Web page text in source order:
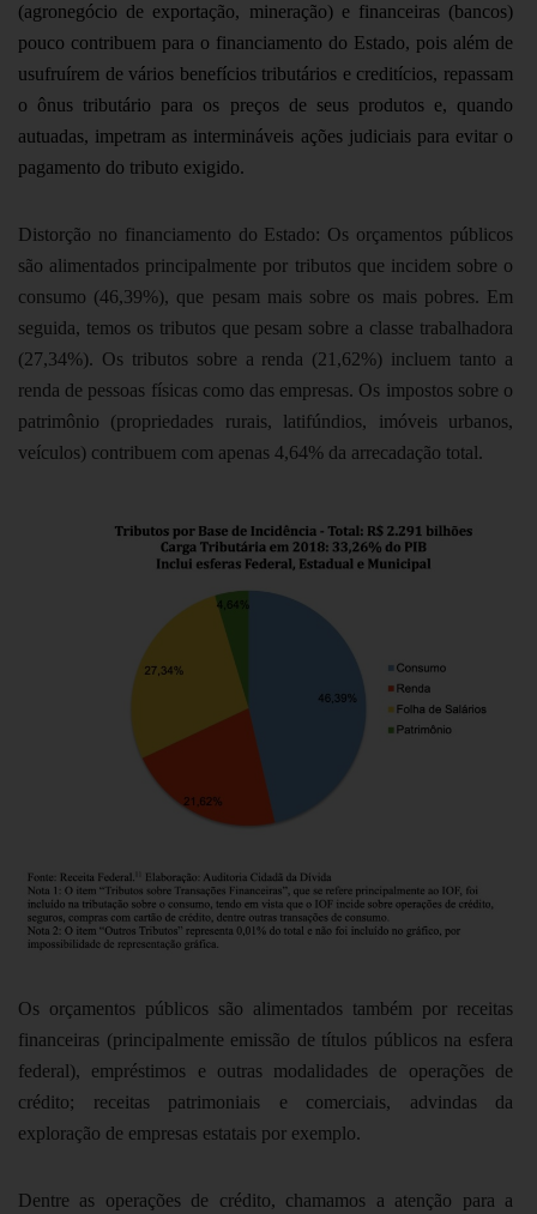
(agronegócio de exportação, mineração) e financeiras (bancos)
pouco contribuem para o financiamento do Estado, pois além de
usufruírem de vários benefícios tributários e creditícios, repassam
o ônus tributário para os preços de seus produtos e, quando
autuadas, impetram as intermináveis ações judiciais para evitar o
pagamento do tributo exigido.
Distorção no financiamento do Estado: Os orçamentos públicos
são alimentados principalmente por tributos que incidem sobre o
consumo (46,39%), que pesam mais sobre os mais pobres. Em
seguida, temos os tributos que pesam sobre a classe trabalhadora
(27,34%). Os tributos sobre a renda (21,62%) incluem tanto a
renda de pessoas físicas como das empresas. Os impostos sobre o
patrimônio (propriedades rurais, latifúndios, imóveis urbanos,
veículos) contribuem com apenas 4,64% da arrecadação total.
Os orçamentos públicos são alimentados também por receitas
financeiras (principalmente emissão de títulos públicos na esfera
federal), empréstimos e outras modalidades de operações de
crédito; receitas patrimoniais e comerciais, advindas da
exploração de empresas estatais por exemplo.
Dentre as operações de crédito, chamamos a atenção para a